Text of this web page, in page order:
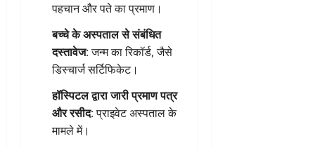
पहचान और पते का प्रमाण।
बच्चे के अस्पताल से संबंधित
दस्तावेज: जन्म का रिकॉर्ड, जैसे
डिस्चार्ज सर्टिफिकेट।
हॉस्पिटल द्वारा जारी प्रमाण पत्र
और रसीद: प्राइवेट अस्पताल के
मामले में।